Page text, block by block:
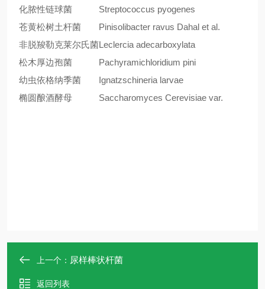
化脓性链球菌
Streptococcus pyogenes
苍黄松树土杆菌
Pinisolibacter ravus Dahal et al.
非脱羧勒克莱尔氏菌Leclercia adecarboxylata
松木厚边孢菌
Pachyramichloridium pini
幼虫依格纳季菌
Ignatzschineria larvae
椭圆酿酒酵母
Saccharomyces Cerevisiae var.
上一个： 尿样棒状杆菌
返回列表